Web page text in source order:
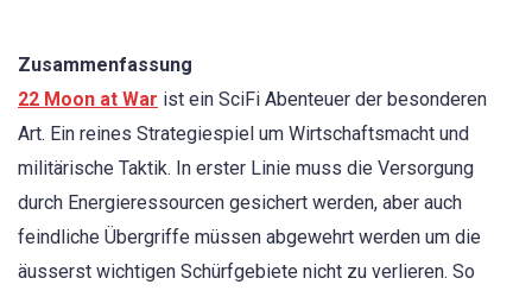
Zusammenfassung
22 Moon at War ist ein SciFi Abenteuer der besonderen
Art. Ein reines Strategiespiel um Wirtschaftsmacht und
militärische Taktik. In erster Linie muss die Versorgung
durch Energieressourcen gesichert werden, aber auch
feindliche Übergriffe müssen abgewehrt werden um die
äusserst wichtigen Schürfgebiete nicht zu verlieren. So